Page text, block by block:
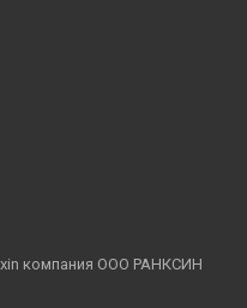
компания ООО РАНКСИН